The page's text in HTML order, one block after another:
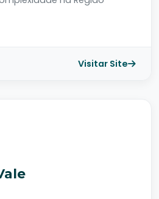
Visitar Site